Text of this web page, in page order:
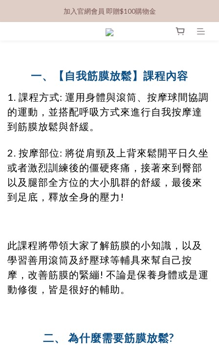
加入官網會員 即贈$100購物金
一、【自我筋膜放鬆】 課程內容
1. 課程方式: 運用身體與滾筒、按摩球間協調
的運動，並搭配呼吸方式來進行自我按摩達
到筋膜放鬆與舒緩。
2. 按摩部位: 將從肩頸及上背來鬆開平日久坐
或者激烈訓練後的僵硬疼痛，接著來到臀部
以及腿部全方位的大小肌群的舒緩， 最後來
到足底，釋放全身的壓力!
此課程將帶領大家了解筋膜的小知識，以及
學習善用滾筒及紓壓球等輔具來幫自己按
摩，改善筋膜的緊繃! 不論是保養身體或是運
動修復，皆是很好的輔助。
二、 為什麼需要筋膜放鬆?